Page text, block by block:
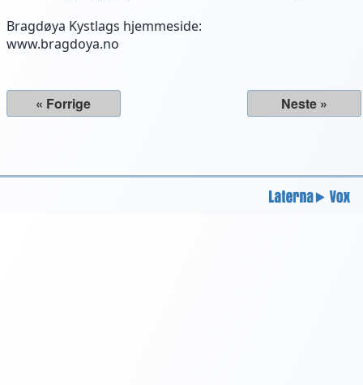
Bragdøya Kystlags hjemmeside:
www.bragdoya.no
« Forrige Neste »